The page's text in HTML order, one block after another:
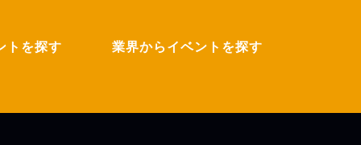
トを探す 業界からイベントを探す